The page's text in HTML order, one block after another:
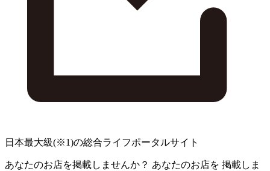
日本最大級(※1)の総合ライフポータルサイト
あなたのお店を掲載しませんか？ あなたのお店を 掲載しま